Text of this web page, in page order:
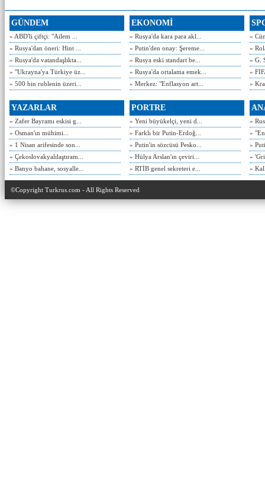
GÜNDEM
» ABD'li çiftçi: "Ailem ...
» Rusya'dan öneri: Hint ...
» Rusya'da vatandaşlıkta...
» "Ukrayna'ya Türkiye üz...
» 500 bin rublenin üzeri...
EKONOMİ
» Rusya'da kara para akl...
» Putin'den onay: Şereme...
» Rusya eski standart be...
» Rusya'da ortalama emek...
» Merkez: "Enflasyon art...
»
»
» G.
»
»
YAZARLAR
» Zafer Bayramı eskisi g...
» Osman'ın mühimi...
» 1 Nisan arifesinde son...
» Çekoslovakyalılaştıram...
» Banyo bahane, sosyalle...
PORTRE
» Yeni büyükelçi, yeni d...
» Farklı bir Putin-Erdoğ...
» Putin'in sözcüsü Pesko...
» Hülya Arslan'ın çeviri...
» RTİB genel sekreteri e...
»
»
»
»
»
©Copyright Turkrus.com - All Rights Reserved